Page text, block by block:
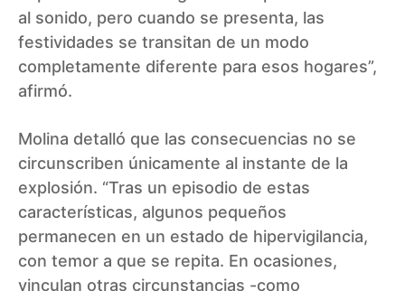
al sonido, pero cuando se presenta, las
festividades se transitan de un modo
completamente diferente para esos hogares”,
afirmó.
Molina detalló que las consecuencias no se
circunscriben únicamente al instante de la
explosión. “Tras un episodio de estas
características, algunos pequeños
permanecen en un estado de hipervigilancia,
con temor a que se repita. En ocasiones,
vinculan otras circunstancias -como